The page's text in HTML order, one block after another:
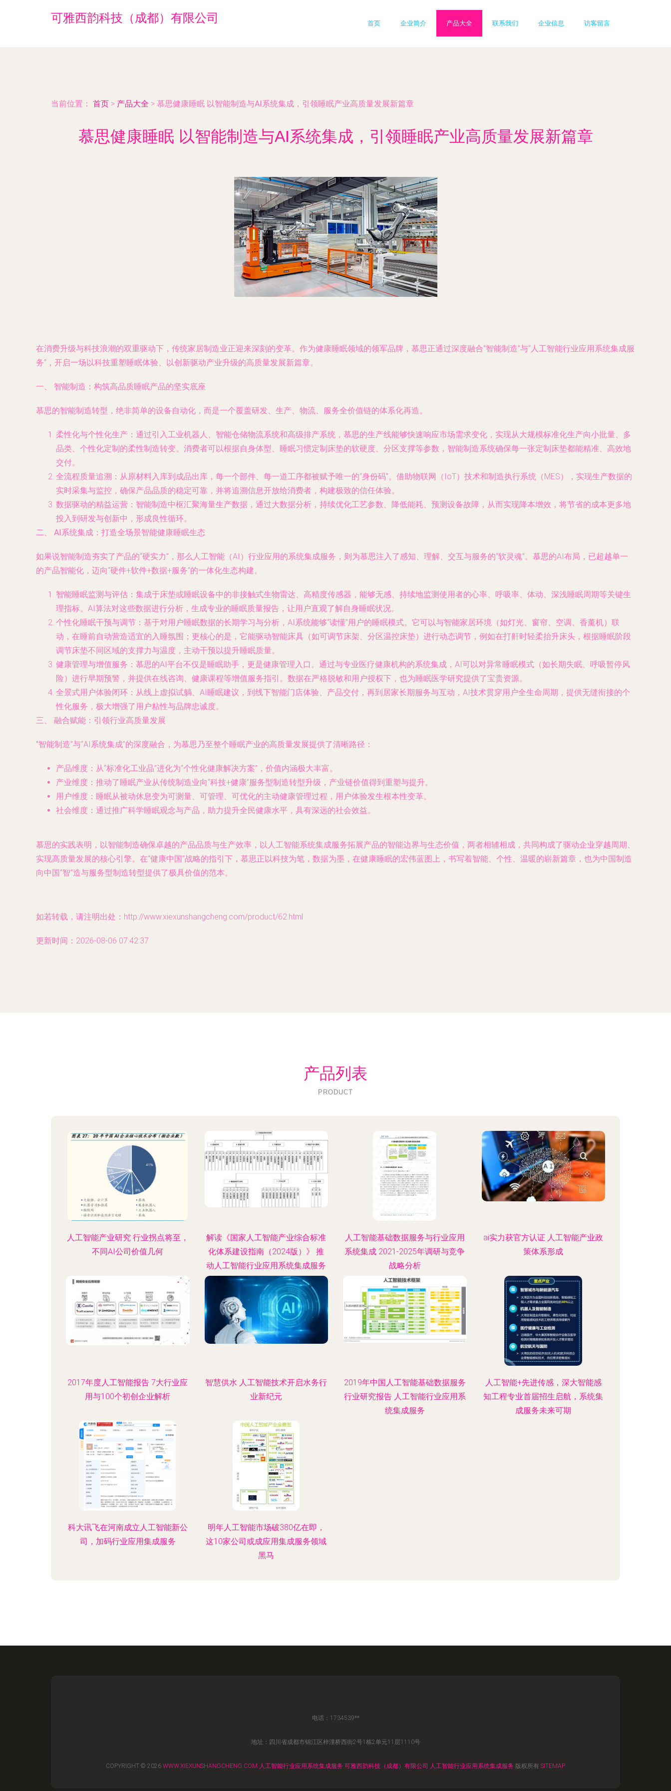
可雅西韵科技（成都）有限公司 首页 企业简介 产品大全 联系我们 企业信息 访客留言
当前位置： 首页 > 产品大全 > 慕思健康睡眠 以智能制造与AI系统集成，引领睡眠产业高质量发展新篇章
慕思健康睡眠 以智能制造与AI系统集成，引领睡眠产业高质量发展新篇章
在消费升级与科技浪潮的双重驱动下，传统家居制造业正迎来深刻的变革。作为健康睡眠领域的领军品牌，慕思正通过深度融合“智能制造”与“人工智能行业应用系统集成服
务”，开启一场以科技重塑睡眠体验、以创新驱动产业升级的高质量发展新篇章。
一、 智能制造：构筑高品质睡眠产品的坚实底座
慕思的智能制造转型，绝非简单的设备自动化，而是一个覆盖研发、生产、物流、服务全价值链的体系化再造。
柔性化与个性化生产 ：通过引入工业机器人、智能仓储物流系统和高级排产系统，慕思的生产线能够快速响应市场需求变化，实现从大规模标准化生产向小批量、多
品类、个性化定制的柔性制造转变。消费者可以根据自身体型、睡眠习惯定制床垫的软硬度、分区支撑等参数，智能制造系统确保每一张定制床垫都能精准、高效地
交付。
全流程质量追溯 ：从原材料入库到成品出库，每一个部件、每一道工序都被赋予唯一的“身份码”。借助物联网（IoT）技术和制造执行系统（MES），实现生产数据的
实时采集与监控，确保产品品质的稳定可靠，并将追溯信息开放给消费者，构建极致的信任体验。
数据驱动的精益运营 ：智能制造中枢汇聚海量生产数据，通过大数据分析，持续优化工艺参数、降低能耗、预测设备故障，从而实现降本增效，将节省的成本更多地
投入到研发与创新中，形成良性循环。
二、 AI系统集成：打造全场景智能健康睡眠生态
如果说智能制造夯实了产品的“硬实力”，那么人工智能（AI）行业应用的系统集成服务，则为慕思注入了感知、理解、交互与服务的“软灵魂”。慕思的AI布局，已超越单一
的产品智能化，迈向“硬件+软件+数据+服务”的一体化生态构建。
智能睡眠监测与评估 ：集成于床垫或睡眠设备中的非接触式生物雷达、高精度传感器，能够无感、持续地监测使用者的心率、呼吸率、体动、深浅睡眠周期等关键生
理指标。AI算法对这些数据进行分析，生成专业的睡眠质量报告，让用户直观了解自身睡眠状况。
个性化睡眠干预与调节 ：基于对用户睡眠数据的长期学习与分析，AI系统能够“读懂”用户的睡眠模式。它可以与智能家居环境（如灯光、窗帘、空调、香薰机）联
动，在睡前自动营造适宜的入睡氛围；更核心的是，它能驱动智能床具（如可调节床架、分区温控床垫）进行动态调节，例如在打鼾时轻柔抬升床头，根据睡眠阶段
调节床垫不同区域的支撑力与温度，主动干预以提升睡眠质量。
健康管理与增值服务 ：慕思的AI平台不仅是睡眠助手，更是健康管理入口。通过与专业医疗健康机构的系统集成，AI可以对异常睡眠模式（如长期失眠、呼吸暂停风
险）进行早期预警，并提供在线咨询、健康课程等增值服务指引。数据在严格脱敏和用户授权下，也为睡眠医学研究提供了宝贵资源。
全景式用户体验闭环 ：从线上虚拟试躺、AI睡眠建议，到线下智能门店体验、产品交付，再到居家长期服务与互动，AI技术贯穿用户全生命周期，提供无缝衔接的个
性化服务，极大增强了用户粘性与品牌忠诚度。
三、 融合赋能：引领行业高质量发展
“智能制造”与“AI系统集成”的深度融合，为慕思乃至整个睡眠产业的高质量发展提供了清晰路径：
产品维度 ：从“标准化工业品”进化为“个性化健康解决方案”，价值内涵极大丰富。
产业维度 ：推动了睡眠产业从传统制造业向“科技+健康”服务型制造转型升级，产业链价值得到重塑与提升。
用户维度 ：睡眠从被动休息变为可测量、可管理、可优化的主动健康管理过程，用户体验发生根本性变革。
社会维度 ：通过推广科学睡眠观念与产品，助力提升全民健康水平，具有深远的社会效益。
慕思的实践表明，以智能制造确保卓越的产品品质与生产效率，以人工智能系统集成服务拓展产品的智能边界与生态价值，两者相辅相成，共同构成了驱动企业穿越周期、
实现高质量发展的核心引擎。在“健康中国”战略的指引下，慕思正以科技为笔，数据为墨，在健康睡眠的宏伟蓝图上，书写着智能、个性、温暖的崭新篇章，也为中国制造
向中国“智”造与服务型制造转型提供了极具价值的范本。
如若转载，请注明出处：http://www.xiexunshangcheng.com/product/62.html
更新时间：2026-08-06 07:42:37
产品列表
PRODUCT
人工智能产业研究 行业拐点将至，
不同AI公司价值几何
解读《国家人工智能产业综合标准
化体系建设指南（2024版）》 推
动人工智能行业应用系统集成服务
的规范化发展
人工智能基础数据服务与行业应用
系统集成 2021-2025年调研与竞争
战略分析
ai实力获官方认证 人工智能产业政
策体系形成
2017年度人工智能报告 7大行业应
用与100个初创企业解析
智慧供水 人工智能技术开启水务行
业新纪元
2019年中国人工智能基础数据服务
行业研究报告 人工智能行业应用系
统集成服务
人工智能+先进传感，深大智能感
知工程专业首届招生启航，系统集
成服务未来可期
科大讯飞在河南成立人工智能新公
司，加码行业应用集成服务
明年人工智能市场破380亿在即，
这10家公司或成应用集成服务领域
黑马
电话：1734539**
地址：四川省成都市锦江区梓潼桥西街2号1栋2单元11层1110号
COPYRIGHT © 2026 WWW.XIEXUNSHANGCHENG.COM 人工智能行业应用系统集成服务 可雅西韵科技（成都）有限公司 人工智能行业应用系统集成服务 版权所有 SITEMAP